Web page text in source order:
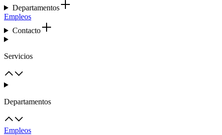
Departamentos
Empleos
Contacto
Servicios
Departamentos
Empleos